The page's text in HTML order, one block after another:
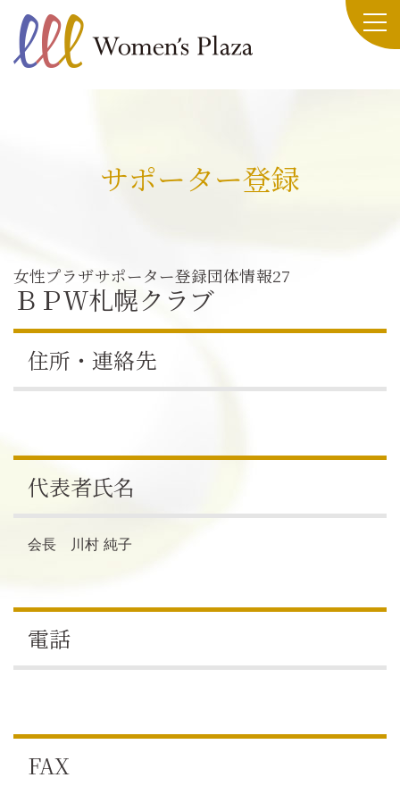
サポーター登録
女性プラザサポーター登録団体情報27
ＢＰＷ札幌クラブ
住所・連絡先
代表者氏名
会長 川村 純子
電話
FAX